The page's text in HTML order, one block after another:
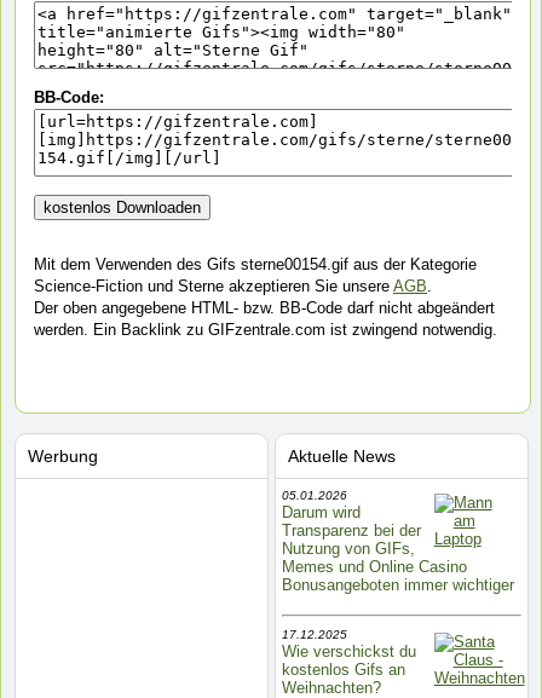
BB-Code:
Mit dem Verwenden des Gifs sterne00154.gif aus der Kategorie
Science-Fiction und Sterne akzeptieren Sie unsere AGB.
Der oben angegebene HTML- bzw. BB-Code darf nicht abgeändert
werden. Ein Backlink zu GIFzentrale.com ist zwingend notwendig.
Aktuelle News
05.01.2026
Darum wird
Transparenz bei der
Nutzung von GIFs,
Memes und Online Casino
Bonusangeboten immer wichtiger
17.12.2025
Wie verschickst du
kostenlos Gifs an
Weihnachten?
Werbung